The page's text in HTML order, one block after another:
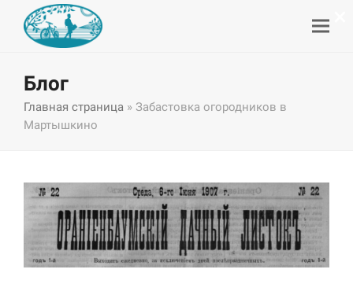
Блог
Главная страница » Забастовка огородников в
Мартышкино